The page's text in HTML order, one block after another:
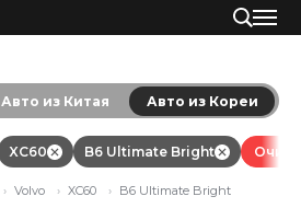
Авто из Китая Авто из Кореи
XC60 B6 Ultimate Bright
Volvo XC60 B6 Ultimate Bright